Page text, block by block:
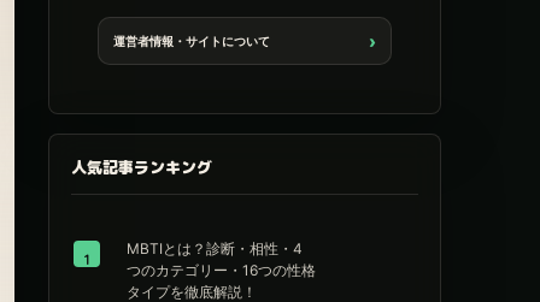
運営者情報・サイトについて ›
人気記事ランキング
1
MBTIとは？診断・相性・4
つのカテゴリー・16つの性格
タイプを徹底解説！